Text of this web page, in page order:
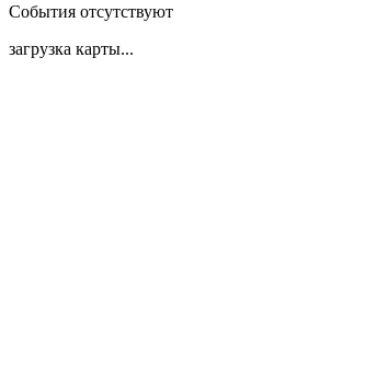
События отсутствуют
загрузка карты...